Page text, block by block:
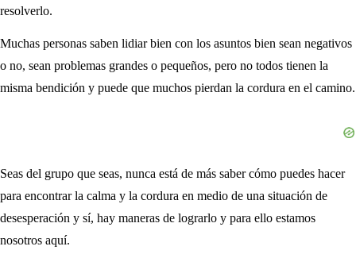
resolverlo.
Muchas personas saben lidiar bien con los asuntos bien sean negativos
o no, sean problemas grandes o pequeños, pero no todos tienen la
misma bendición y puede que muchos pierdan la cordura en el camino.
Seas del grupo que seas, nunca está de más saber cómo puedes hacer
para encontrar la calma y la cordura en medio de una situación de
desesperación y sí, hay maneras de lograrlo y para ello estamos
nosotros aquí.